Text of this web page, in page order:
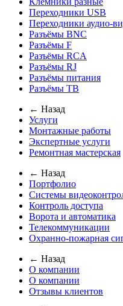
Переходники USB
Переходники аудио-
Разъёмы BNC
Разъёмы F
Разъёмы RCA
Разъёмы RJ
Разъёмы питания
Разъёмы ТВ
← Назад
Услуги
Монтажные работы
Экспертные услуги
Ремонтная мастерская
← Назад
Портфолио
Системы
Контроль доступа
Ворота и автоматика
Телекоммуникации
Охранно-пожарная
← Назад
О компании
О компании
Отзывы клиентов